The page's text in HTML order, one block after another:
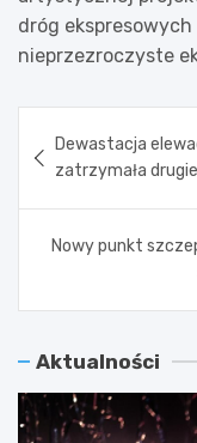
dróg
nieprzezroczyste
wpisu
Dewastacja
zatrzymała
Nowy punkt
Aktualności